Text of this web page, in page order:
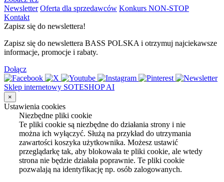
Newsletter Oferta dla sprzedawców Konkurs NON-STOP
Kontakt
Zapisz się do newslettera!
Zapisz się do newslettera BASS POLSKA i otrzymuj najciekawsze
informacje, promocje i rabaty.
Dołącz
Sklep internetowy SOTESHOP AI
×
Ustawienia cookies
Niezbędne pliki cookie
Te pliki cookie są niezbędne do działania strony i nie
można ich wyłączyć. Służą na przykład do utrzymania
zawartości koszyka użytkownika. Możesz ustawić
przeglądarkę tak, aby blokowała te pliki cookie, ale wtedy
strona nie będzie działała poprawnie. Te pliki cookie
pozwalają na identyfikację np. osób zalogowanych.